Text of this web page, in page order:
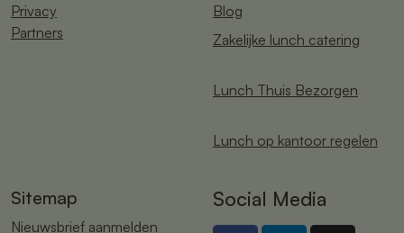
Privacy
Partners
Blog
Zakelijke lunch catering
Lunch Thuis Bezorgen
Lunch op kantoor regelen
Sitemap
Nieuwsbrief aanmelden
Social Media